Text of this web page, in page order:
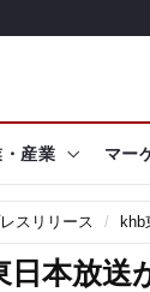
産業 マー
スリリース khb
日本放